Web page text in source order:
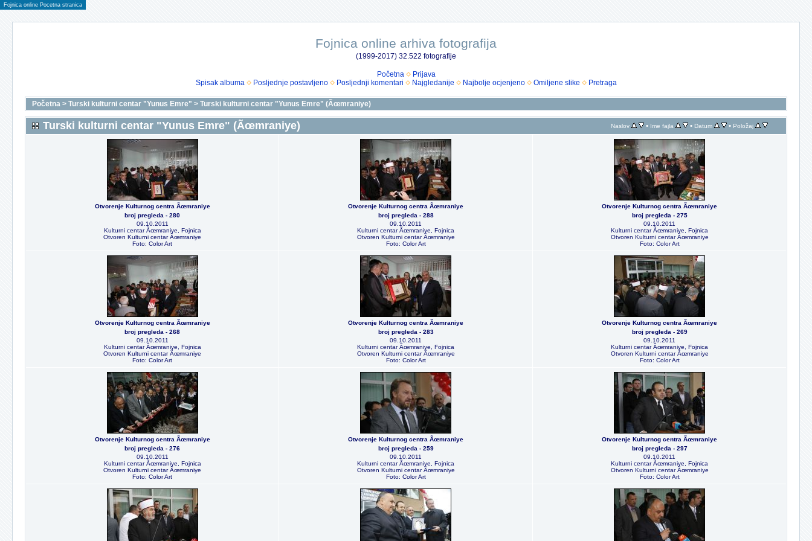
Fojnica online Pocetna stranica
Fojnica online arhiva fotografija
(1999-2017) 32.522 fotografije
Početna
Prijava
Spisak albuma
Posljednje postavljeno Posljednji komentari Najgledanije Najbolje ocjenjeno Omiljene slike Pretraga
Početna > Turski kulturni centar "Yunus Emre" > Turski kulturni centar "Yunus Emre" (Ãœmraniye)
Turski kulturni centar "Yunus Emre" (Ãœmraniye) Naslov • Ime fajla • Datum • Položaj
Otvorenje Kulturnog centra Ãœmraniye
broj pregleda - 280
09.10.2011
Kulturni centar Ãœmraniye, Fojnica
Otvoren Kulturni centar Ãœmraniye
Foto: Color Art
Otvorenje Kulturnog centra Ãœmraniye
broj pregleda - 288
09.10.2011
Kulturni centar Ãœmraniye, Fojnica
Otvoren Kulturni centar Ãœmraniye
Foto: Color Art
Otvorenje Kulturnog centra Ãœmraniye
broj pregleda - 275
09.10.2011
Kulturni centar Ãœmraniye, Fojnica
Otvoren Kulturni centar Ãœmraniye
Foto: Color Art
Otvorenje Kulturnog centra Ãœmraniye
broj pregleda - 268
09.10.2011
Kulturni centar Ãœmraniye, Fojnica
Otvoren Kulturni centar Ãœmraniye
Foto: Color Art
Otvorenje Kulturnog centra Ãœmraniye
broj pregleda - 283
09.10.2011
Kulturni centar Ãœmraniye, Fojnica
Otvoren Kulturni centar Ãœmraniye
Foto: Color Art
Otvorenje Kulturnog centra Ãœmraniye
broj pregleda - 269
09.10.2011
Kulturni centar Ãœmraniye, Fojnica
Otvoren Kulturni centar Ãœmraniye
Foto: Color Art
Otvorenje Kulturnog centra Ãœmraniye
broj pregleda - 276
09.10.2011
Kulturni centar Ãœmraniye, Fojnica
Otvoren Kulturni centar Ãœmraniye
Foto: Color Art
Otvorenje Kulturnog centra Ãœmraniye
broj pregleda - 259
09.10.2011
Kulturni centar Ãœmraniye, Fojnica
Otvoren Kulturni centar Ãœmraniye
Foto: Color Art
Otvorenje Kulturnog centra Ãœmraniye
broj pregleda - 297
09.10.2011
Kulturni centar Ãœmraniye, Fojnica
Otvoren Kulturni centar Ãœmraniye
Foto: Color Art